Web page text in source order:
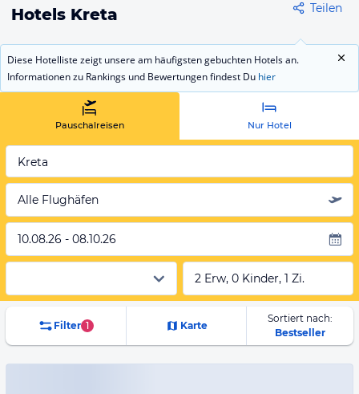
Hotels Kreta Teilen
Diese Hotelliste zeigt unsere am häufigsten gebuchten Hotels an.
Informationen zu Rankings und Bewertungen findest Du hier
Pauschalreisen Nur Hotel
Kreta
Alle Flughäfen
10.08.26 - 08.10.26
2 Erw, 0 Kinder, 1 Zi.
Filter 1 Karte
Sortiert nach:
Bestseller